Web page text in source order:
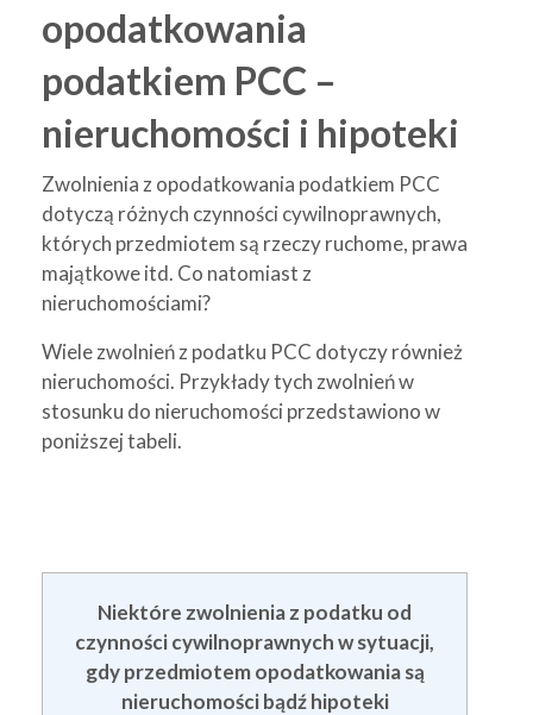
opodatkowania
podatkiem PCC –
nieruchomości i hipoteki
Zwolnienia z opodatkowania podatkiem PCC
dotyczą różnych czynności cywilnoprawnych,
których przedmiotem są rzeczy ruchome, prawa
majątkowe itd. Co natomiast z
nieruchomościami?
Wiele zwolnień z podatku PCC dotyczy również
nieruchomości. Przykłady tych zwolnień w
stosunku do nieruchomości przedstawiono w
poniższej tabeli.
Niektóre zwolnienia z podatku od
czynności cywilnoprawnych w sytuacji,
gdy przedmiotem opodatkowania są
nieruchomości bądź hipoteki